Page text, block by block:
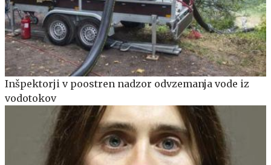
Inšpektorji v poostren nadzor odvzemanja vode iz
vodotokov